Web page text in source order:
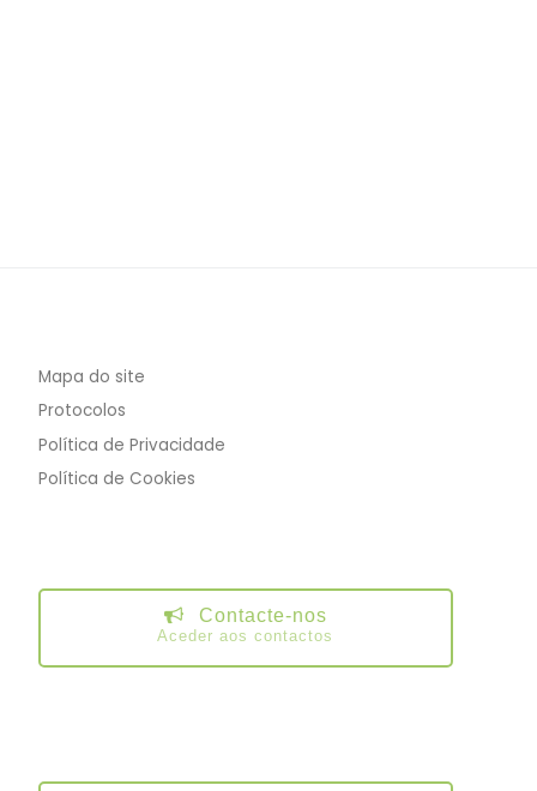
Mapa do site
Protocolos
Política de Privacidade
Política de Cookies
Contacte-nos
Aceder aos contactos